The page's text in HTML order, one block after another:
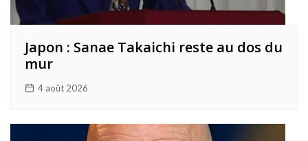
Japon : Sanae Takaichi reste au dos du
mur
4 août 2026